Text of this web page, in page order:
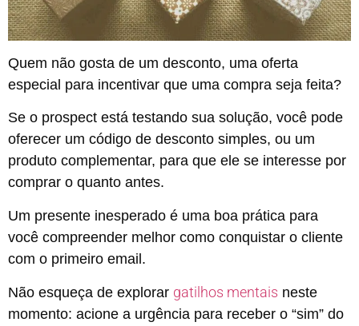
Quem não gosta de um desconto, uma oferta
especial para incentivar que uma compra seja feita?
Se o prospect está testando sua solução, você pode
oferecer um código de desconto simples, ou um
produto complementar, para que ele se interesse por
comprar o quanto antes.
Um presente inesperado é uma boa prática para
você compreender melhor como conquistar o cliente
com o primeiro email.
Não esqueça de explorar gatilhos mentais neste
momento: acione a urgência para receber o “sim” do